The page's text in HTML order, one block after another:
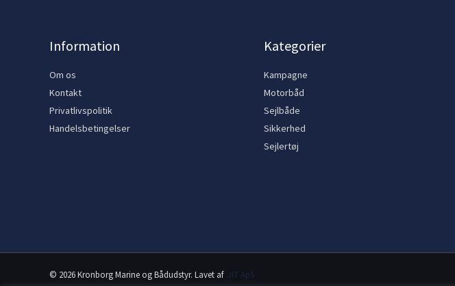
Information
Om os
Kontakt
Privatlivspolitik
Handelsbetingelser
Kategorier
Kampagne
Motorbåd
Sejlbåde
Sikkerhed
Sejlertøj
© 2026 Kronborg Marine og Bådudstyr. Lavet af JIT ApS